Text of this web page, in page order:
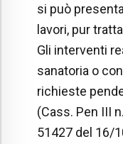
si può
lavori, pur
Gli interventi
sanatoria o
richieste
(Cass. Pen III
51427 del 16/